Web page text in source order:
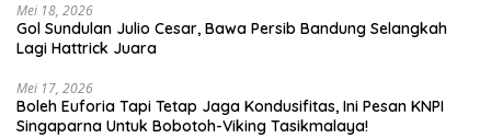
Mei 18, 2026
Gol Sundulan Julio Cesar, Bawa Persib Bandung Selangkah
Lagi Hattrick Juara
Mei 17, 2026
Boleh Euforia Tapi Tetap Jaga Kondusifitas, Ini Pesan KNPI
Singaparna Untuk Bobotoh-Viking Tasikmalaya!